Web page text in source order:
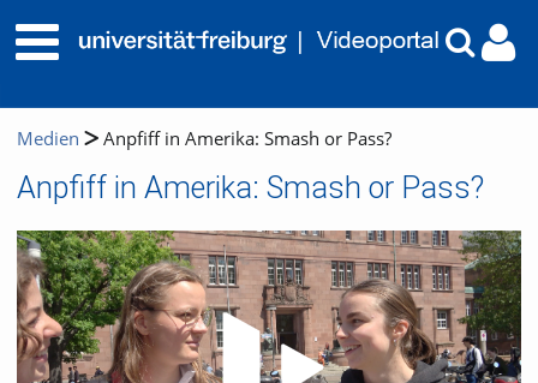
Medien Anpfiff in Amerika: Smash or Pass?
Anpfiff in Amerika: Smash or Pass?